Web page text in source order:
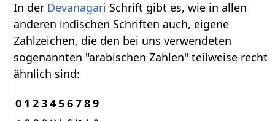
In der Devanagari Schrift gibt es, wie in allen
anderen indischen Schriften auch, eigene
Zahlzeichen, die den bei uns verwendeten
sogenannten "arabischen Zahlen" teilweise recht
ähnlich sind:
0 1 23456789